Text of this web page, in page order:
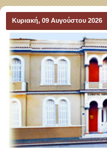
Κυριακή, 09 Αυγούστου 2026